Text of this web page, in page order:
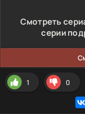
Смотреть
серии
1 0